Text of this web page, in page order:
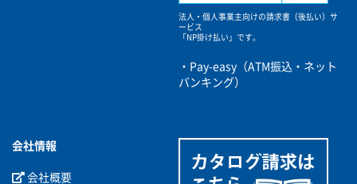
法人・個人事業主向けの請求書（後払い）サ
ービス
「NP掛け払い」です。
・Pay-easy（ATM振込・ネット
バンキング）
会社情報
会社概要